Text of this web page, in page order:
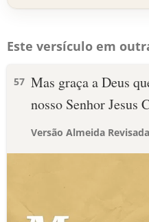
Este versículo em
57 Mas graça a Deus
nosso Senhor Jesus
Versão Almeida